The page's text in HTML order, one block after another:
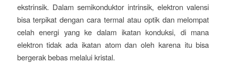
ekstrinsik. Dalam semikonduktor intrinsik, elektron valensi
bisa terpikat dengan cara termal atau optik dan melompat
celah energi yang ke dalam ikatan konduksi, di mana
elektron tidak ada ikatan atom dan oleh karena itu bisa
bergerak bebas melalui kristal.